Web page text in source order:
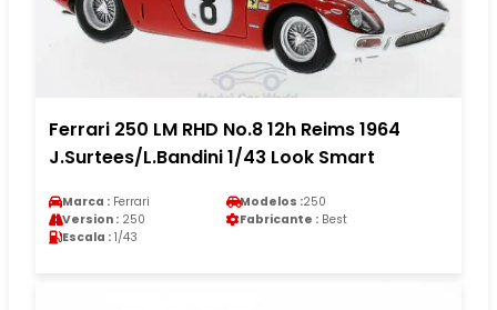
Ferrari 250 LM RHD No.8 12h Reims 1964
J.Surtees/L.Bandini 1/43 Look Smart
Marca : Ferrari Modelos :250
Version : 250 Fabricante : Best
Escala : 1/43